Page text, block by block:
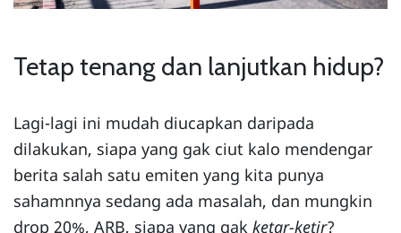
Tetap tenang dan lanjutkan hidup?
Lagi-lagi ini mudah diucapkan daripada
dilakukan, siapa yang gak ciut kalo mendengar
berita salah satu emiten yang kita punya
sahamnnya sedang ada masalah, dan mungkin
drop 20%, ARB, siapa yang gak ketar-ketir?